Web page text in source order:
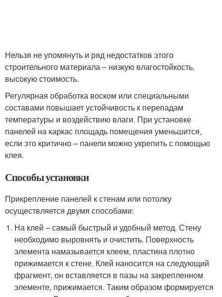
Нельзя не упомянуть и ряд недостатков этого
строительного материала – низкую влагостойкость,
высокую стоимость.
Регулярная обработка воском или специальными
составами повышает устойчивость к перепадам
температуры и воздействию влаги. При установке
панелей на каркас площадь помещения уменьшится,
если это критично – панели можно укрепить с помощью
клея.
Способы установки
Прикрепление панелей к стенам или потолку
осуществляется двумя способами:
На клей – самый быстрый и удобный метод. Стену
необходимо выровнять и очистить. Поверхность
элемента намазывается клеем, пластина плотно
прижимается к стене. Клей наносится на следующий
фрагмент, он вставляется в пазы на закрепленном
элементе, прижимается. Таким образом формируется